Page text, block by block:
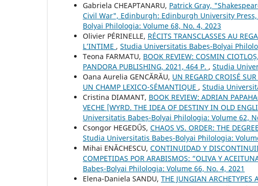
Gabriela CHEAPTANARU, Patrick Gray,
Civil War", Edinburgh: Edinburgh University
Bolyai Philologia: Volume 68, No. 4, 2023
Olivier PÉRINELLE, RÉCITS TRANSCLASSES AU
L’INTIME , Studia Universitatis Babeș-Bolyai
Teona FARMATU, BOOK REVIEW: COSMIN
PANDORA PUBLISHING, 2021, 464 P. , Studia
Oana Aurelia GENCĂRĂU, UN REGARD CROISÉ
UN CHAMP LEXICO-SÉMANTIQUE , Studia
Cristina DIAMANT, BOOK REVIEW: ADRIAN
VECHE [WYRD. THE IDEA OF DESTINY IN OLD
Universitatis Babeș-Bolyai Philologia: Volume 62,
Csongor HEGEDŰS, CHAOS VS. ORDER: THE
Studia Universitatis Babeș-Bolyai Philologia:
Mihai ENĂCHESCU, CONTINUIDAD Y
COMPETIDAS POR ARABISMOS: “OLIVA Y
Babeș-Bolyai Philologia: Volume 66, No. 4, 2021
Elena-Daniela SANDU, THE JUNGIAN ARCHETYPES